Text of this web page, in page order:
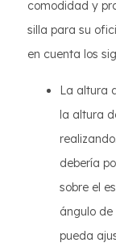
comodidad y
silla para su
en cuenta los
La altura
la altura
debería
sobre el
ángulo de
pueda